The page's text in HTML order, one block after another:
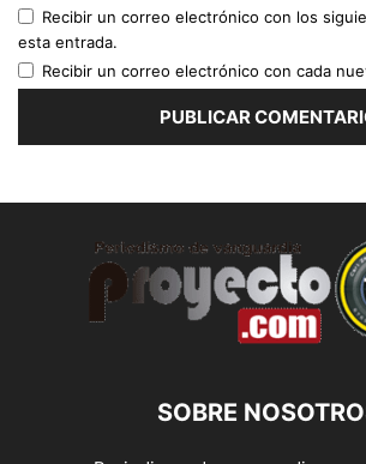
Recibir un correo electrónico con los
esta entrada.
Recibir un correo electrónico con cada
SOBRE